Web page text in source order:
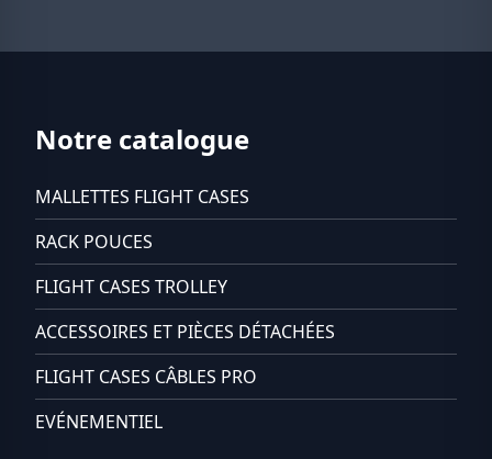
Notre catalogue
MALLETTES FLIGHT CASES
RACK POUCES
FLIGHT CASES TROLLEY
ACCESSOIRES ET PIÈCES DÉTACHÉES
FLIGHT CASES CÂBLES PRO
EVÉNEMENTIEL